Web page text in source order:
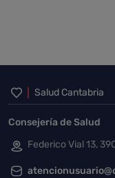
Inicio del
Salud Cantabria
Consejería de Salud
Federico Vial 13,